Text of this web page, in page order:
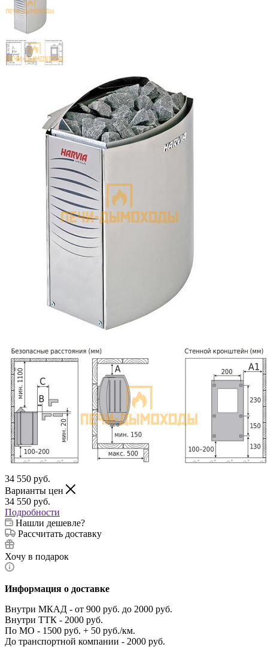
34 550 руб.
Варианты цен
34 550 руб.
Подробности
Нашли дешевле?
Рассчитать доставку
Хочу в подарок
Информация о доставке
Внутри МКАД - от 900 руб. до 2000 руб.
Внутри ТТК - 2000 руб.
По МО - 1500 руб. + 50 руб./км.
До транспортной компании - 2000 руб.